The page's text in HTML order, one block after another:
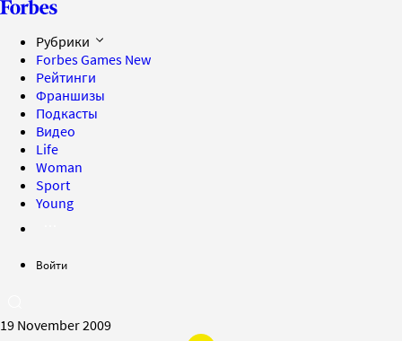
Рубрики
Forbes Games New
Рейтинги
Франшизы
Подкасты
Видео
Life
Woman
Sport
Young
Войти
19 November 2009